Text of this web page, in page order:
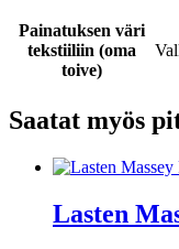
Painatuksen väri
tekstiiliin (oma
toive)
Saatat myös
Lasten